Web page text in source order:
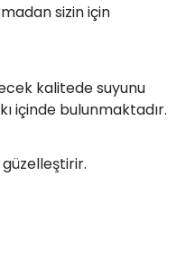
sizin için
kalitede suyunu
içinde bulunmaktadır.